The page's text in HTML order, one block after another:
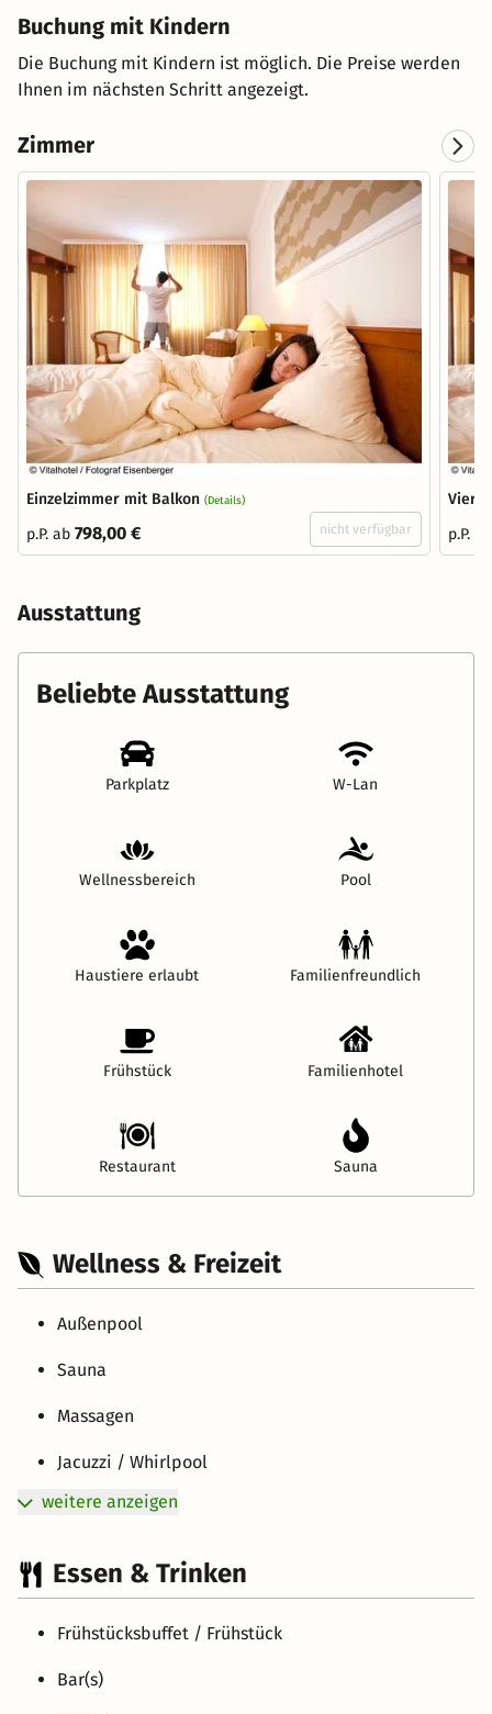
Buchung mit Kindern
Die Buchung mit Kindern ist möglich. Die Preise werden
Ihnen im nächsten Schritt angezeigt.
Zimmer
Einzelzimmer mit Balkon (Details)
p.P. ab 798,00 € nicht verfügbar
p.P.
Ausstattung
Beliebte Ausstattung
Parkplatz W-Lan
Wellnessbereich Pool
Haustiere erlaubt Familienfreundlich
Frühstück Familienhotel
Restaurant Sauna
Wellness & Freizeit
Außenpool
Sauna
Massagen
Jacuzzi / Whirlpool
weitere anzeigen
Essen & Trinken
Frühstücksbuffet / Frühstück
Bar(s)